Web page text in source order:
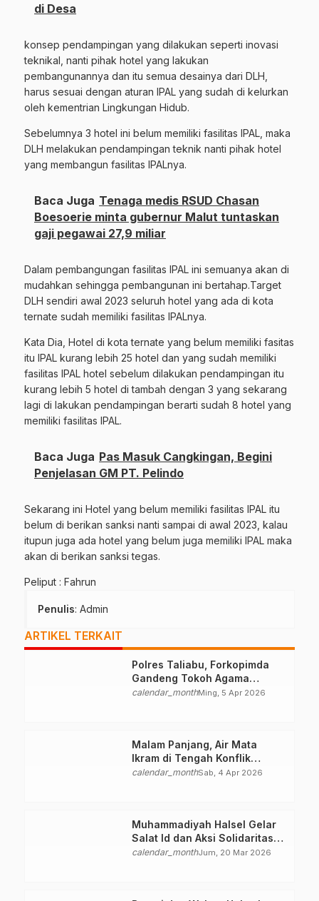
di Desa
konsep pendampingan yang dilakukan seperti inovasi
teknikal, nanti pihak hotel yang lakukan
pembangunannya dan itu semua desainya dari DLH,
harus sesuai dengan aturan IPAL yang sudah di kelurkan
oleh kementrian Lingkungan Hidub.
Sebelumnya 3 hotel ini belum memiliki fasilitas IPAL, maka
DLH melakukan pendampingan teknik nanti pihak hotel
yang membangun fasilitas IPALnya.
Baca Juga Tenaga medis RSUD Chasan
Boesoerie minta gubernur Malut tuntaskan
gaji pegawai 27,9 miliar
Dalam pembangungan fasilitas IPAL ini semuanya akan di
mudahkan sehingga pembangunan ini bertahap.Target
DLH sendiri awal 2023 seluruh hotel yang ada di kota
ternate sudah memiliki fasilitas IPALnya.
Kata Dia, Hotel di kota ternate yang belum memiliki fasitas
itu IPAL kurang lebih 25 hotel dan yang sudah memiliki
fasilitas IPAL hotel sebelum dilakukan pendampingan itu
kurang lebih 5 hotel di tambah dengan 3 yang sekarang
lagi di lakukan pendampingan berarti sudah 8 hotel yang
memiliki fasilitas IPAL.
Baca Juga Pas Masuk Cangkingan, Begini
Penjelasan GM PT. Pelindo
Sekarang ini Hotel yang belum memiliki fasilitas IPAL itu
belum di berikan sanksi nanti sampai di awal 2023, kalau
itupun juga ada hotel yang belum juga memiliki IPAL maka
akan di berikan sanksi tegas.
Peliput : Fahrun
Penulis: Admin
ARTIKEL TERKAIT
Polres Taliabu, Forkopimda
Gandeng Tokoh Agama
Deklarasikan Damai
calendar_monthMing, 5 Apr 2026
Malam Panjang, Air Mata
Ikram di Tengah Konflik
Halteng
calendar_monthSab, 4 Apr 2026
Muhammadiyah Halsel Gelar
Salat Id dan Aksi Solidaritas
Palestina
calendar_monthJum, 20 Mar 2026